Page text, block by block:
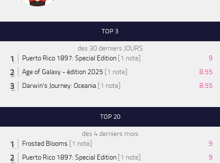
TOP 3
des 30 derniers JOURS
Puerto Rico 1897: Special Edition [1 note]
9
Age of Galaxy - édition 2025 [1 note]
8.55
Darwin's Journey: Oceania [1 note] 8.55
TOP 20
des 4 derniers mois
Frosted Blooms [1 note]
9
Puerto Rico 1897: Special Edition [1 note]
9